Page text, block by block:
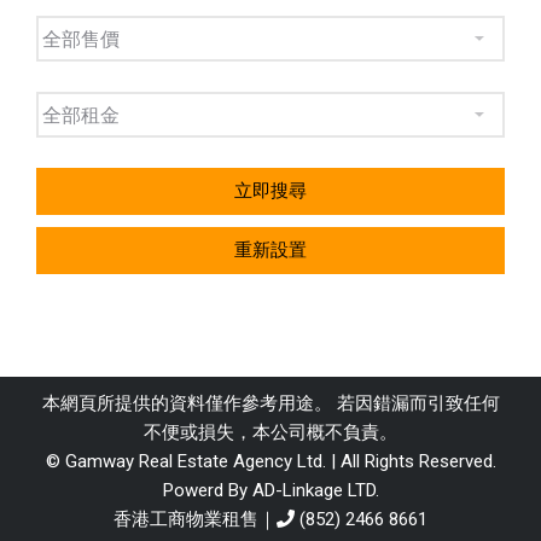
立即搜尋
重新設置
本網頁所提供的資料僅作參考用途。 若因錯漏而引致任何
不便或損失，本公司概不負責。
© Gamway Real Estate Agency Ltd. | All Rights Reserved.
Powerd By AD-Linkage LTD.
香港工商物業租售｜
(852) 2466 8661